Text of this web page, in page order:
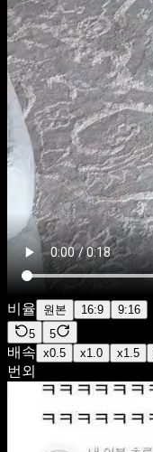
비율 원본 16:9
9:16
5
5
배속 x0.5 x1.0 x1.5
번외